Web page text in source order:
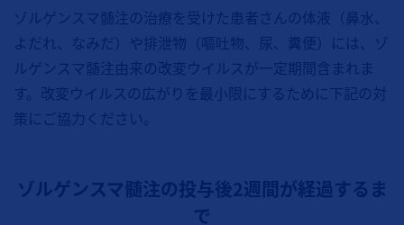
ゾルゲンスマ髄注の治療を受けた患者さんの体液（鼻水、
よだれ、なみだ）や排泄物（嘔吐物、尿、糞便）には、ゾ
ルゲンスマ髄注由来の改変ウイルスが一定期間含まれま
す。改変ウイルスの広がりを最小限にするために下記の対
策にご協力ください。
ゾルゲンスマ髄注の投与後2週間が経過するま
で